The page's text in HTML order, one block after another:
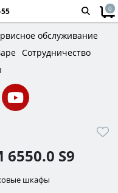
0
обслуживание
Сотрудничество
6550.0 S9
шкафы